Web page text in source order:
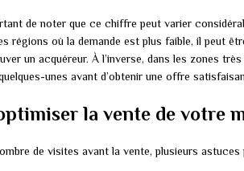
de noter que ce chiffre peut varier
régions où la demande est plus faible, il peut
un acquéreur. À l’inverse, dans les zones
unes avant d’obtenir une offre
la vente de votre
de visites avant la vente, plusieurs